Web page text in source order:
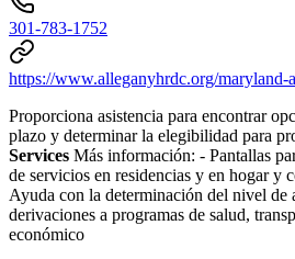
301-783-1752
https://www.alleganyhrdc.org/maryland-
Proporciona asistencia para encontrar
plazo y determinar la elegibilidad para
Services Más información: - Pantallas
de servicios en residencias y en hogar y
Ayuda con la determinación del nivel de
derivaciones a programas de salud,
económico